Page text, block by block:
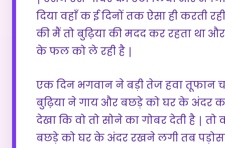
दिया वहाँ क ई दिनों तक ऐसा ही करती
की मैं तो बुढ़िया की मदद कर रहता था
के फल को ले रही है ∣
एक दिन भगवान ने बड़ी तेज हवा तूफान
बुढ़िया ने गाय और बछड़े को घर के अंदर
देखा कि वो तो सोने का गोबर देती है ∣ तो
बछड़े को घर के अंदर रखने लगी तब पड़ोसन